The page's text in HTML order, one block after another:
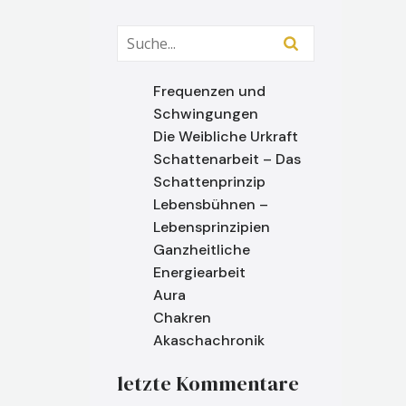
Frequenzen und
Schwingungen
Die Weibliche Urkraft
Schattenarbeit – Das
Schattenprinzip
Lebensbühnen –
Lebensprinzipien
Ganzheitliche
Energiearbeit
Aura
Chakren
Akaschachronik
letzte Kommentare